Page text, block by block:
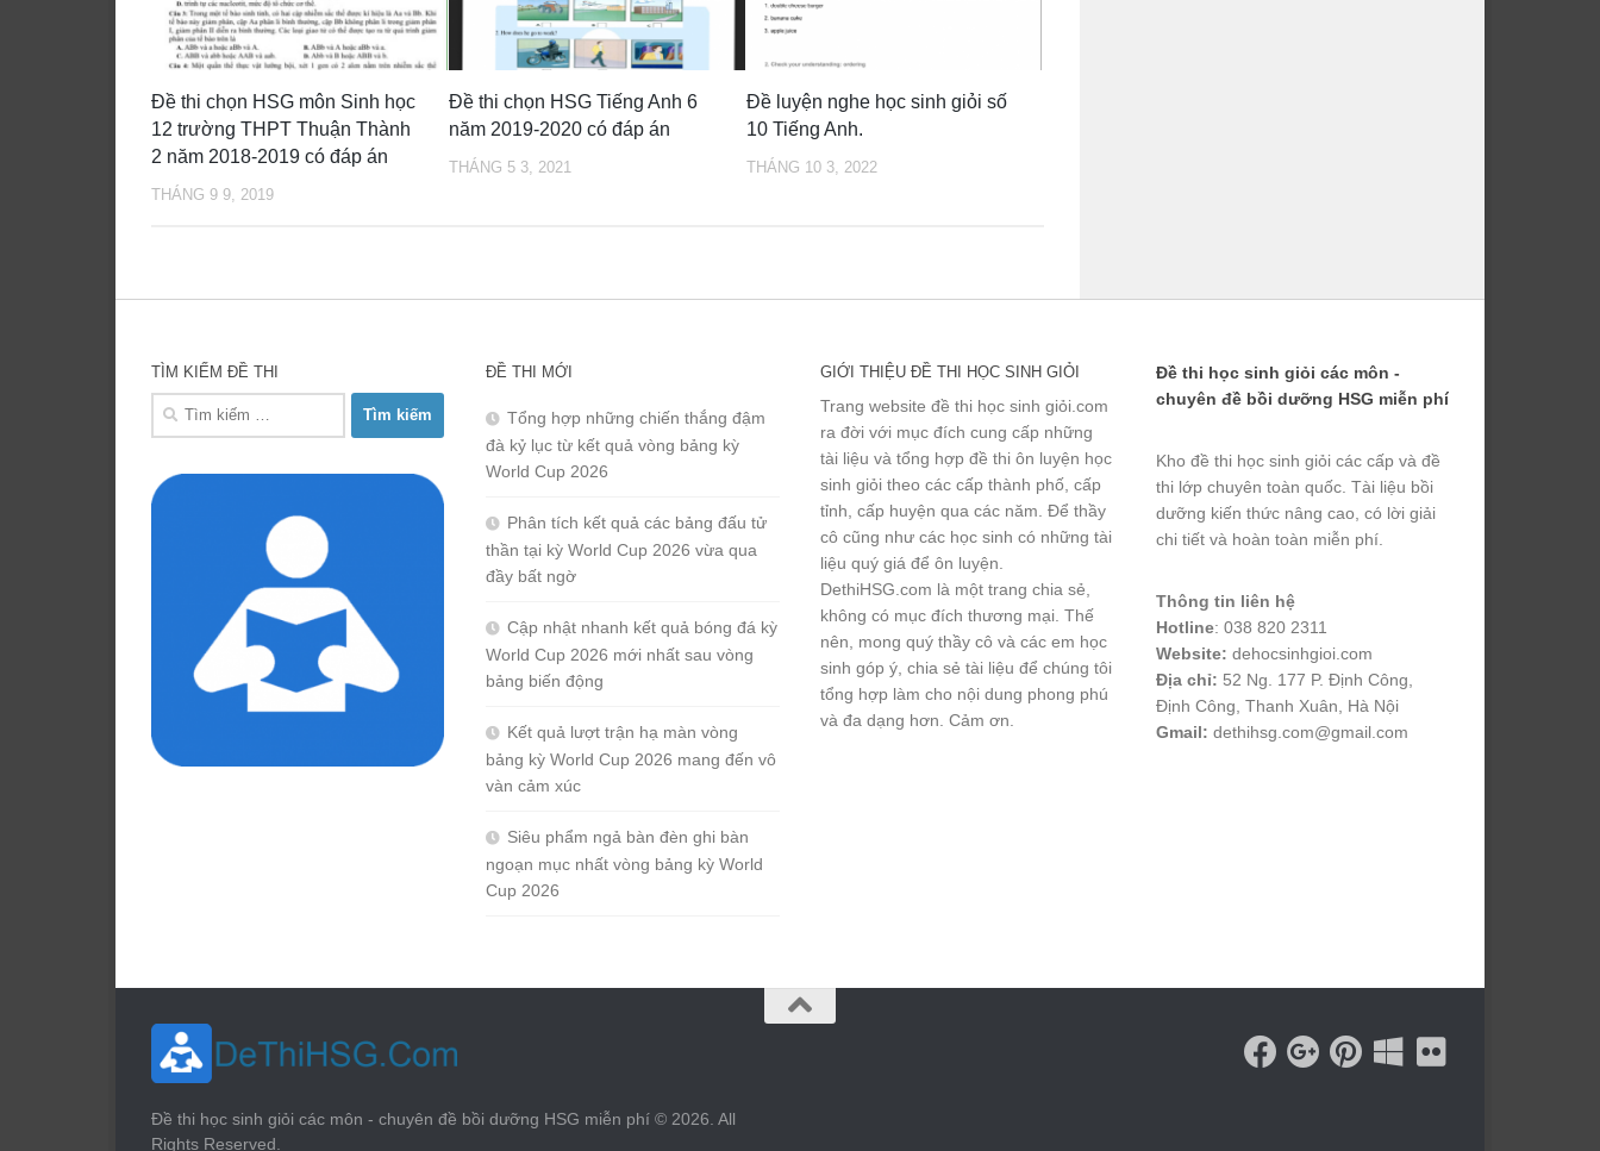
Đề thi chọn HSG môn Sinh học
12 trường THPT Thuận Thành
2 năm 2018-2019 có đáp án
THÁNG 9 9, 2019
Đề thi chọn HSG Tiếng Anh 6
năm 2019-2020 có đáp án
THÁNG 5 3, 2021
Đề luyện nghe học sinh giỏi số
10 Tiếng Anh.
THÁNG 10 3, 2022
TÌM KIẾM ĐỀ THI
Tìm
ĐỀ THI MỚI
Tổng hợp những chiến thắng đậm
đà kỷ lục từ kết quả vòng bảng kỳ
World Cup 2026
Phân tích kết quả các bảng đấu tử
thần tại kỳ World Cup 2026 vừa qua
đầy bất ngờ
Cập nhật nhanh kết quả bóng đá kỳ
World Cup 2026 mới nhất sau vòng
bảng biến động
Kết quả lượt trận hạ màn vòng
bảng kỳ World Cup 2026 mang đến vô
vàn cảm xúc
Siêu phẩm ngả bàn đèn ghi bàn
ngoạn mục nhất vòng bảng kỳ World
Cup 2026
GIỚI THIỆU ĐỀ THI HỌC SINH GIỎI
Trang website đề thi học sinh giỏi.com
ra đời với mục đích cung cấp những
tài liệu và tổng hợp đề thi ôn luyện học
sinh giỏi theo các cấp thành phố, cấp
tỉnh, cấp huyện qua các năm. Để thầy
cô cũng như các học sinh có những tài
liệu quý giá để ôn luyện.
DethiHSG.com là một trang chia sẻ,
không có mục đích thương mại. Thế
nên, mong quý thầy cô và các em học
sinh góp ý, chia sẻ tài liệu để chúng tôi
tổng hợp làm cho nội dung phong phú
và đa dạng hơn. Cảm ơn.
Đề thi học sinh giỏi các môn -
chuyên đề bồi dưỡng HSG miễn phí
Kho đề thi học sinh giỏi các cấp và đề
thi lớp chuyên toàn quốc. Tài liệu bồi
dưỡng kiến thức nâng cao, có lời giải
chi tiết và hoàn toàn miễn phí.
Thông tin liên hệ
Hotline: 038 820 2311
Website: dehocsinhgioi.com
Địa chỉ: 52 Ng. 177 P. Định Công,
Định Công, Thanh Xuân, Hà Nội
Gmail: dethihsg.com@gmail.com
Đề thi học sinh giỏi các môn - chuyên đề bồi dưỡng HSG miễn phí © 2026. All
Rights Reserved.